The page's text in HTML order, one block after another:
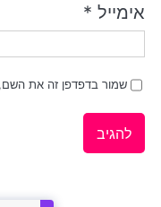
אימייל *
שמור בדפדפן זה את